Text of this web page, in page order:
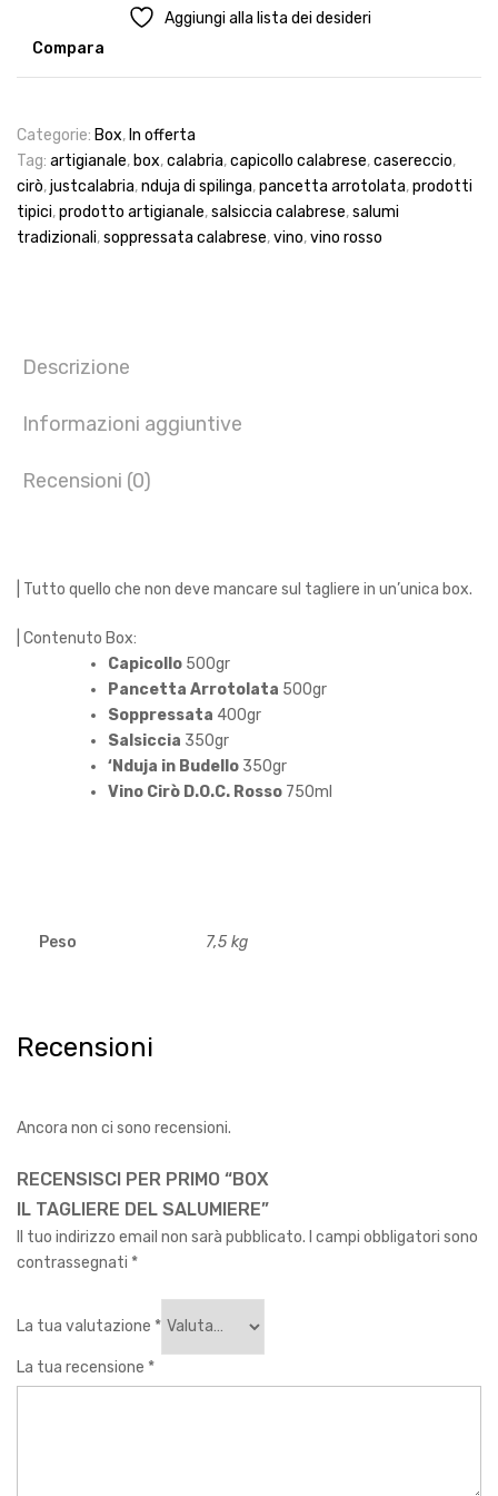
Aggiungi alla lista dei desideri
Compara
Categorie: Box, In offerta
Tag: artigianale, box,calabria,capicollo calabrese,casereccio,
cirò,justcalabria,nduja di spilinga,pancetta arrotolata,prodotti
tipici,prodotto artigianale,salsiccia calabrese,salumi
tradizionali,soppressata calabrese,vino,vino rosso
Descrizione
Informazioni aggiuntive
Recensioni (0)
| Tutto quello che non deve mancare sul tagliere in un’unica box.
| Contenuto Box:
Capicollo 500gr
Pancetta Arrotolata 500gr
Soppressata 400gr
Salsiccia 350gr
‘Nduja in Budello 350gr
Vino Cirò D.O.C. Rosso 750ml
Peso 7,5 kg
Recensioni
Ancora non ci sono recensioni.
RECENSISCI PER PRIMO “BOX
IL TAGLIERE DEL SALUMIERE”
Il tuo indirizzo email non sarà pubblicato. I campi obbligatori sono
contrassegnati *
La tua valutazione *
La tua recensione *